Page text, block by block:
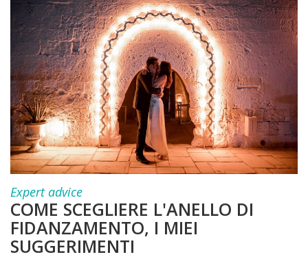
Expert advice
COME SCEGLIERE L'ANELLO DI
FIDANZAMENTO, I MIEI
SUGGERIMENTI